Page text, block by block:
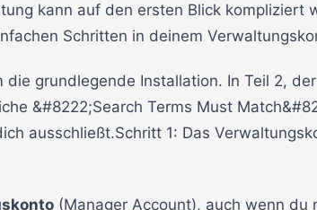
kann auf den ersten Blick kompliziert
Schritten in deinem
grundlegende Installation. In Teil 2,
&#8222;Search Terms Must
ausschließt.Schritt 1: Das
(Manager Account), auch wenn du